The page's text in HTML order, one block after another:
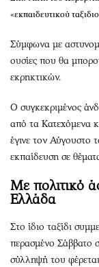
«εκπαιδευτικού
Σύμφωνα με
ουσίες που θα
εκρηκτικών.
Ο συγκεκριμένος
από τα Κατεχόμενα
έγινε τον Αύγουστο
εκπαίδευση σε
Με πολιτικό
Ελλάδα
Στο ίδιο ταξίδι
περασμένο Σάββατο
σύλληψή του